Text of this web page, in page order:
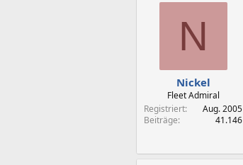
N
Nickel
Fleet Admiral
Registriert
Aug. 2005
Beiträge
41.146